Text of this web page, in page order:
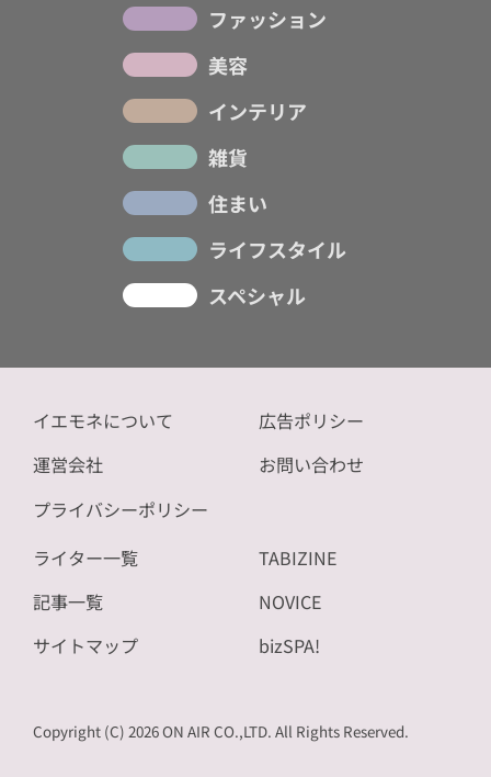
ファッション
美容
インテリア
雑貨
住まい
ライフスタイル
スペシャル
イエモネについて
運営会社
プライバシーポリシー
広告ポリシー
お問い合わせ
ライター一覧
記事一覧
サイトマップ
TABIZINE
NOVICE
bizSPA!
Copyright (C) 2026 ON AIR CO.,LTD. All Rights Reserved.